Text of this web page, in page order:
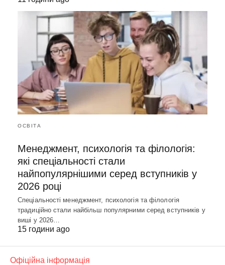
ОСВІТА
Менеджмент, психологія та філологія:
які спеціальності стали
найпопулярнішими серед вступників у
2026 році
Спеціальності менеджмент, психологія та філологія
традиційно стали найбільш популярними серед вступників у
виші у 2026…
15 години ago